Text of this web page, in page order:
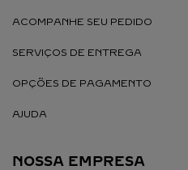
ACOMPANHE SEU PEDIDO
SERVIÇOS DE ENTREGA
OPÇÕES DE PAGAMENTO
AJUDA
NOSSA EMPRESA